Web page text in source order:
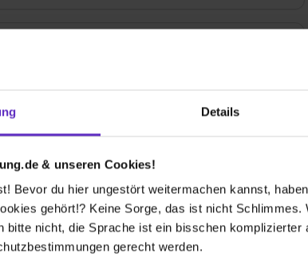
Details
& unseren Cookies!
Bevor du hier ungestört weitermachen kannst,
gehört!? Keine Sorge, das ist nicht
bitte nicht, die Sprache ist ein bisschen
gerecht werden.
Weiterentwicklung und die Stimmung im Team ist
Beruf machen konnte und gleichzeitig Menschen